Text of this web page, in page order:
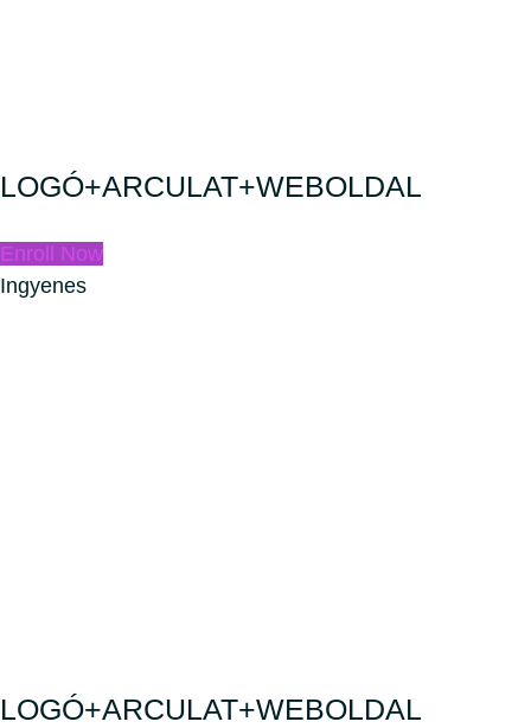
LOGÓ+ARCULAT+WEBOLDAL
Enroll Now
Ingyenes
LOGÓ+ARCULAT+WEBOLDAL